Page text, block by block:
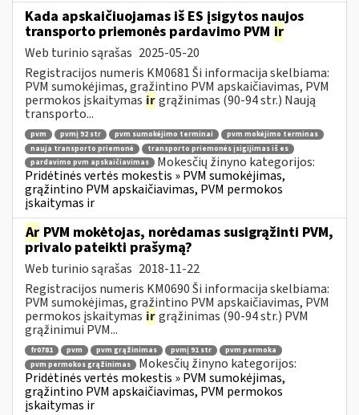
Kada apskaičiuojamas iš ES įsigytos naujos
transporto priemonės pardavimo PVM ir
Web turinio sąrašas 2025-05-20
Registracijos numeris KM0681 Ši informacija skelbiama:
PVM sumokėjimas, grąžintino PVM apskaičiavimas, PVM
permokos įskaitymas irgrąžinimas (90-94 str.) Naują
transporto...
pvm pvmį 92 str pvm sumokėjimo terminai
pvm mokėjimo terminas
nauja transporto priemonė
transporto priemonės įsigijimas iš es
pardavimo pvm apskaičiavimas
Mokesčių žinyno kategorijos:
Pridėtinės vertės mokestis » PVM sumokėjimas,
grąžintino PVM apskaičiavimas, PVM permokos
įskaitymas ir
Ar PVM mokėtojas, norėdamas susigrąžinti PVM,
privalo pateikti prašymą?
Web turinio sąrašas 2018-11-22
Registracijos numeris KM0690 Ši informacija skelbiama:
PVM sumokėjimas, grąžintino PVM apskaičiavimas, PVM
permokos įskaitymas irgrąžinimas (90-94 str.) PVM
grąžinimui PVM...
fr0781 pvm pvm grąžinimas pvmį 91 str
pvm permoka
pvm permokos grąžinimas
Mokesčių žinyno kategorijos:
Pridėtinės vertės mokestis » PVM sumokėjimas,
grąžintino PVM apskaičiavimas, PVM permokos
įskaitymas ir